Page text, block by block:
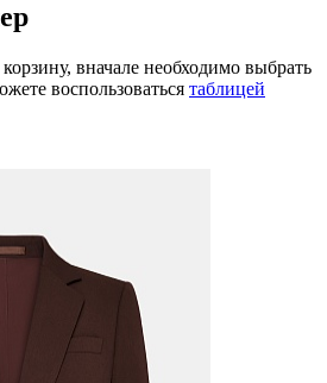
вначале необходимо выбрать
воспользоваться таблицей